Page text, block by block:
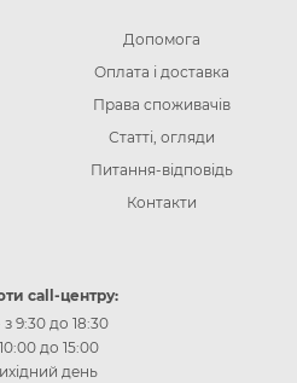
Допомога
Оплата і доставка
Права споживачів
Статті, огляди
Питання-відповідь
Контакти
call-центру:
9:30 до 18:30
до 15:00
день